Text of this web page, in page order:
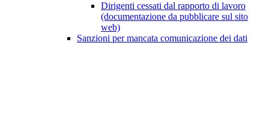
Dirigenti cessati dal rapporto di lavoro
(documentazione da pubblicare sul sito
web)
Sanzioni per mancata comunicazione dei dati